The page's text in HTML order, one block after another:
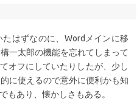
はずなのに、Wordメインに移
一太郎の機能を忘れてしまって
オフにしていたりしたが、少し
に使えるので意外に便利かも知
もあり、懐かしさもある。